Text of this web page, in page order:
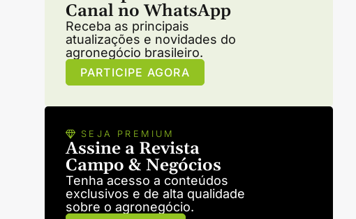
Canal no WhatsApp
Receba as principais
atualizações e novidades do
agronegócio brasileiro.
PARTICIPE AGORA
SEJA PREMIUM
Assine a Revista
Campo & Negócios
Tenha acesso a conteúdos
exclusivos e de alta qualidade
sobre o agronegócio.